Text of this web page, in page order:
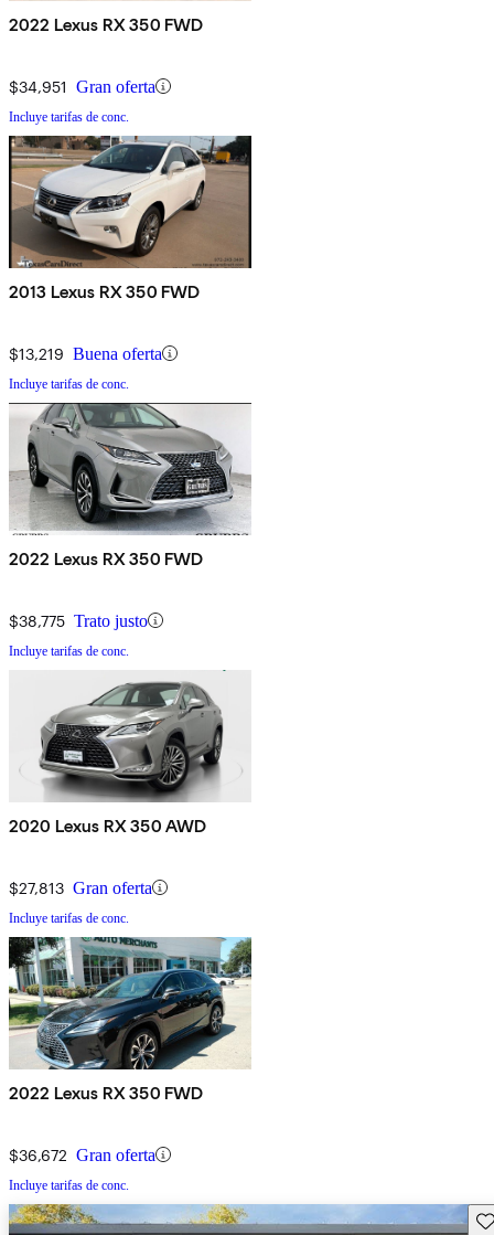
2022 Lexus RX 350 FWD
$34,951 Gran oferta
Incluye tarifas de conc.
2013 Lexus RX 350 FWD
$13,219 Buena oferta
Incluye tarifas de conc.
2022 Lexus RX 350 FWD
$38,775 Trato justo
Incluye tarifas de conc.
2020 Lexus RX 350 AWD
$27,813 Gran oferta
Incluye tarifas de conc.
2022 Lexus RX 350 FWD
$36,672 Gran oferta
Incluye tarifas de conc.